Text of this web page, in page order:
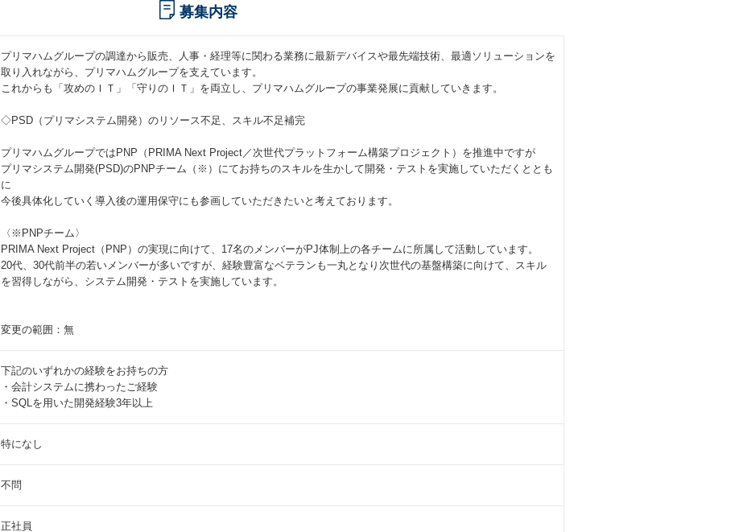
募集内容
プリマハムグループの調達から販売、人事・経理等に関わる業務に最新デバイスや最先端技術、最適ソリューションを
取り入れながら、プリマハムグループを支えています。
これからも「攻めのＩＴ」「守りのＩＴ」を両立し、プリマハムグループの事業発展に貢献していきます。
◇PSD（プリマシステム開発）のリソース不足、スキル不足補完
プリマハムグループではPNP（PRIMA Next Project／次世代プラットフォーム構築プロジェクト）を推進中ですが
プリマシステム開発(PSD)のPNPチーム（※）にてお持ちのスキルを生かして開発・テストを実施していただくととも
に
今後具体化していく導入後の運用保守にも参画していただきたいと考えております。
〈※PNPチーム〉
PRIMA Next Project（PNP）の実現に向けて、17名のメンバーがPJ体制上の各チームに所属して活動しています。
20代、30代前半の若いメンバーが多いですが、経験豊富なベテランも一丸となり次世代の基盤構築に向けて、スキル
を習得しながら、システム開発・テストを実施しています。
変更の範囲：無
下記のいずれかの経験をお持ちの方
・会計システムに携わったご経験
・SQLを用いた開発経験3年以上
特になし
不問
正社員